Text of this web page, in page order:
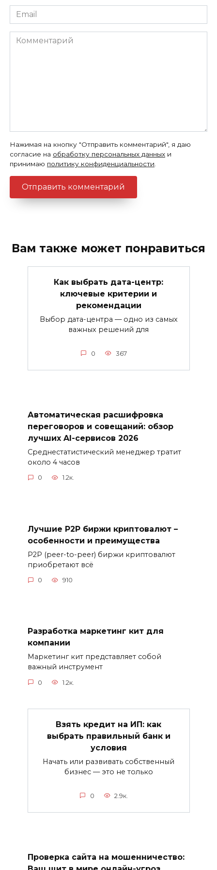
Email
*
Комментарий
Нажимая на кнопку "Отправить комментарий", я даю
согласие на обработку персональных данных и
принимаю политику конфиденциальности.
Вам также может понравиться
Как выбрать дата-центр:
ключевые критерии и
рекомендации
Выбор дата-центра — одно из самых
важных решений для
0 367
Автоматическая расшифровка
переговоров и совещаний: обзор
лучших AI-сервисов 2026
Среднестатистический менеджер тратит
около 4 часов
0 1.2к.
Лучшие P2P биржи криптовалют –
особенности и преимущества
P2P (peer-to-peer) биржи криптовалют
приобретают всё
0 910
Разработка маркетинг кит для
компании
Маркетинг кит представляет собой
важный инструмент
0 1.2к.
Взять кредит на ИП: как
выбрать правильный банк и
условия
Начать или развивать собственный
бизнес — это не только
0 2.9к.
Проверка сайта на мошенничество: